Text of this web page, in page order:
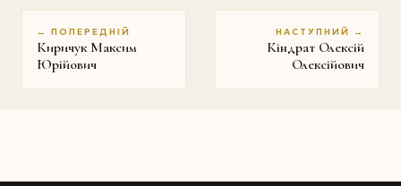
← ПОПЕРЕДНІЙ
Киричук Максим
Юрійович
НАСТУПНИЙ →
Кіндрат Олексій
Олексійович